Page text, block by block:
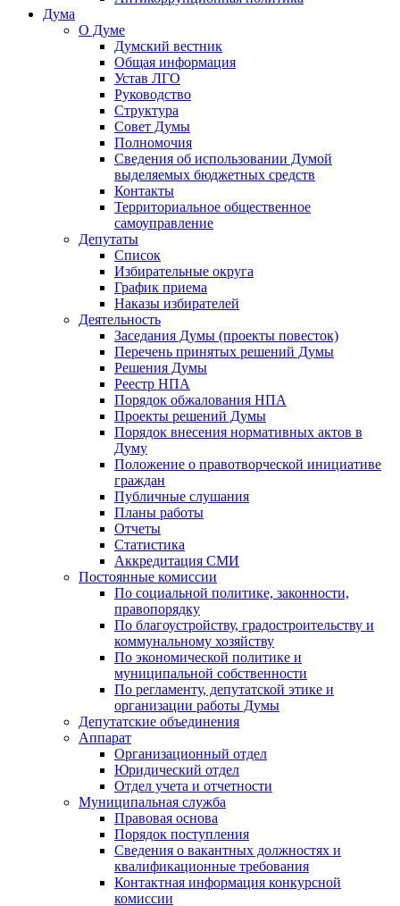
Дума
О Думе
Думский вестник
Общая информация
Устав ЛГО
Руководство
Структура
Совет Думы
Полномочия
Сведения об использовании Думой
выделяемых бюджетных средств
Контакты
Территориальное общественное
самоуправление
Депутаты
Список
Избирательные округа
График приема
Наказы избирателей
Деятельность
Заседания Думы (проекты повесток)
Перечень принятых решений Думы
Решения Думы
Реестр НПА
Порядок обжалования НПА
Проекты решений Думы
Порядок внесения нормативных актов в
Думу
Положение о правотворческой инициативе
граждан
Публичные слушания
Планы работы
Отчеты
Статистика
Аккредитация СМИ
Постоянные комиссии
По социальной политике, законности,
правопорядку
По благоустройству, градостроительству и
коммунальному хозяйству
По экономической политике и
муниципальной собственности
По регламенту, депутатской этике и
организации работы Думы
Депутатские объединения
Аппарат
Организационный отдел
Юридический отдел
Отдел учета и отчетности
Муниципальная служба
Правовая основа
Порядок поступления
Сведения о вакантных должностях и
квалификационные требования
Контактная информация конкурсной
комиссии